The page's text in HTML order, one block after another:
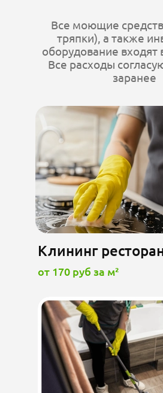
Все моющие
тряпки), а также
оборудование входят
Все расходы
заранее
Клининг
от 170 руб за м²